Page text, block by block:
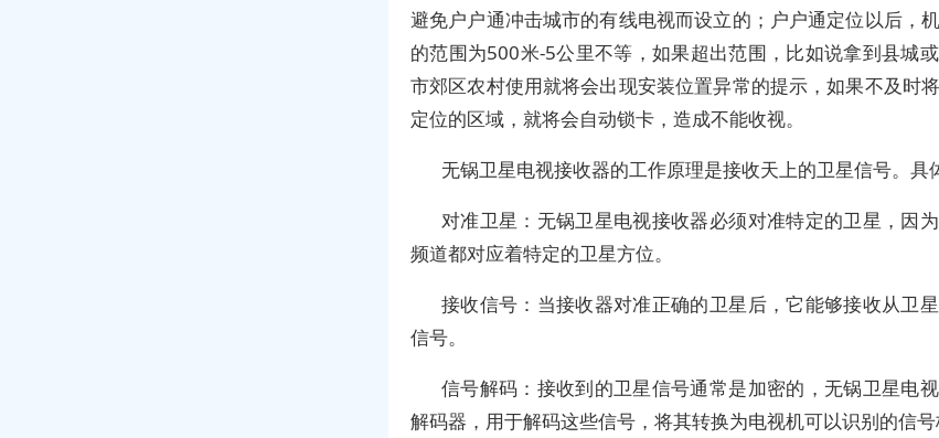
避免户户通冲击城市的有线电视而设立的；户户通定位以后，
的范围为500米-5公里不等，如果超出范围，比如说拿到县城
市郊区农村使用就将会出现安装位置异常的提示，如果不及时
定位的区域，就将会自动锁卡，造成不能收视。
无锅卫星电视接收器的工作原理是接收天上的卫星信号。具
对准卫星：无锅卫星电视接收器必须对准特定的卫星，因
频道都对应着特定的卫星方位。
接收信号：当接收器对准正确的卫星后，它能够接收从卫
信号。
信号解码：接收到的卫星信号通常是加密的，无锅卫星电
解码器，用于解码这些信号，将其转换为电视机可以识别的信号